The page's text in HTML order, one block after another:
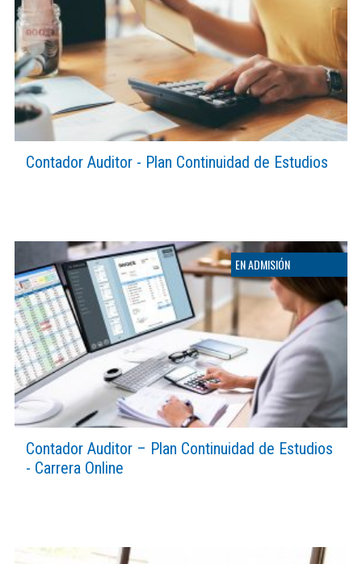
Contador Auditor - Plan Continuidad de Estudios
Contador Auditor – Plan Continuidad de Estudios
- Carrera Online